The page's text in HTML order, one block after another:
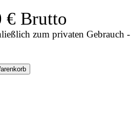
€ Brutto
zum privaten Gebrauch